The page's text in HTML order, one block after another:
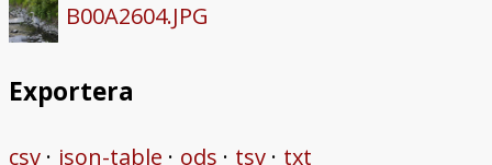
B00A2604.JPG
Exportera
csv json-table ods tsv txt